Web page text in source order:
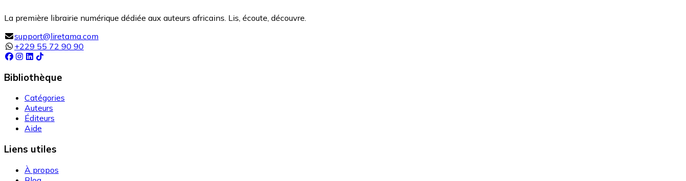
La première librairie numérique dédiée aux auteurs africains. Lis, écoute, découvre.
support@liretama.com
+229 55 72 90 90
Bibliothèque
Catégories
Auteurs
Éditeurs
Aide
Liens utiles
À propos